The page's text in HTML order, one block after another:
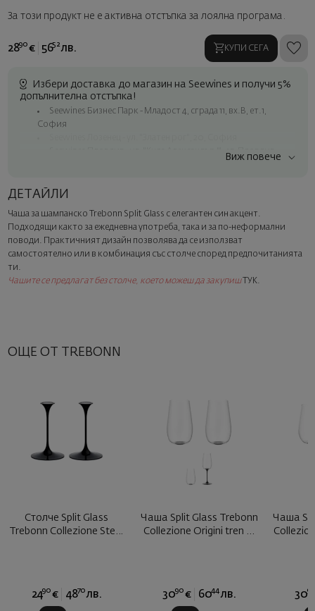
За този продукт не е активна отстъпка за лоялна програма.
2890 € 5652 лв. КУПИ СЕГА
Избери доставка до магазин на Seewines и получи 5%
допълнителна отстъпка!
Seewines Бизнес Парк - Младост 4, сграда 11, вх.В, ет.1,
София
Seewines Пловдив - ул. "Княз Александър I", 45, Пловдив
Куриер на Seewines до адрес в рамките на град София
Изненадайте със стил
Добавете луксозна подаръчна опаковка и персонализирана
картичка с ваше пожелание. Изберете тази опция в
Виж повече
ДЕТАЙЛИ
Чаша за шампанско Trebonn Split Glass с елегантен син акцент.
Подходящи както за ежедневна употреба, така и за по-неформални
поводи. Практичният дизайн позволява да се използват
самостоятелно или в комбинация със столче според предпочитанията
ти.
Чашите се предлагат без столче, което можеш да закупишТУК.
ОЩЕ ОТ TREBONN
Столче Split Glass
Trebonn Collezione Stem
2490 € 4870 лв.
Чаша Split Glass Trebonn
Collezione Origini tren ...
3090 € 6044 лв.
Чаша
30